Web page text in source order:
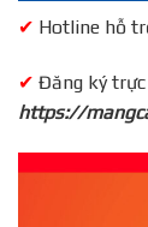
✔ Hotline hỗ
✔ Đăng ký
https://